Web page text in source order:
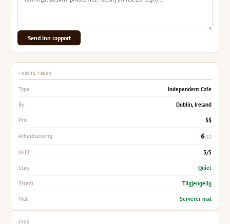
Send inn rapport
I KORTE TREKK
Type Independent Cafe
By Dublin, Ireland
Pris $$
Arbeidspoeng 6/10
WiFi 3/5
Støy Quiet
Strøm Tilgjengelig
Mat Serverer mat
STED